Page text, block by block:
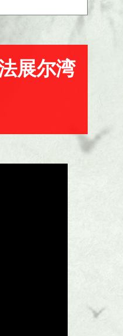
展尔湾